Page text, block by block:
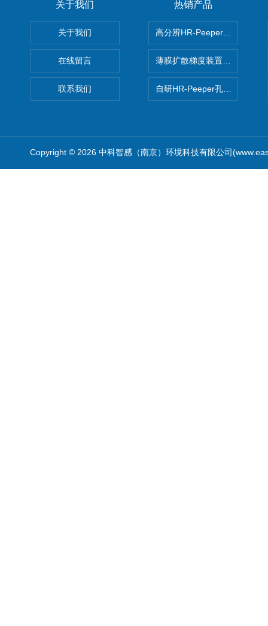
关于我们
关于我们
在线留言
联系我们
热销产品
高分辨HR-Peeper采样器孔隙
薄膜扩散梯度装置 Agl DGT
自研HR-Peeper孔隙水采样器
Copyright © 2026 中科智感（南京）环境科技有限公司